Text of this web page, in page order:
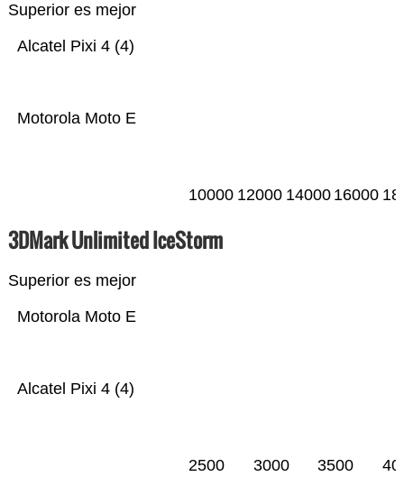
Superior es mejor
Motorola Moto E
Alcatel Pixi 4 (4)
10000 12000 14000 16000
3DMark Unlimited IceStorm
Superior es mejor
Alcatel Pixi 4 (4)
Motorola Moto E
2500 3000 3500